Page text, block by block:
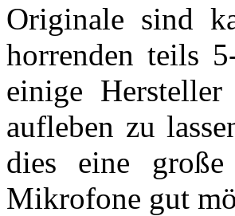
Originale sind
horrenden teils
einige
aufleben zu
dies eine
Mikrofone gut